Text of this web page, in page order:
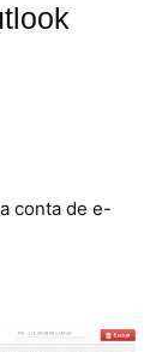
conta de e-